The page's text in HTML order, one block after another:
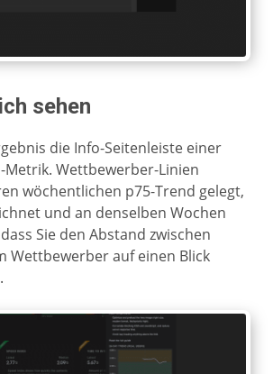
sehen
die Info-Seitenleiste einer
Metrik. Wettbewerber-Linien
wöchentlichen p75-Trend gelegt,
und an denselben Wochen
Sie den Abstand zwischen
Wettbewerber auf einen Blick